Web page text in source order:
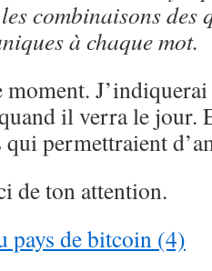
combinaisons des
à chaque mot.
moment.
il verra le jour.
qui permettraient
de ton attention.
pays de bitcoin (4)